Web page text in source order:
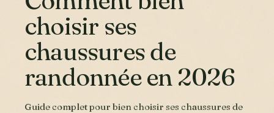
choisir ses
chaussures de
randonnée en 2026
Guide complet pour bien choisir ses chaussures de